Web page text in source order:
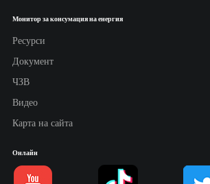
Монитор за консумация на енергия
Ресурси
Документ
ЧЗВ
Видео
Карта на сайта
Онлайн